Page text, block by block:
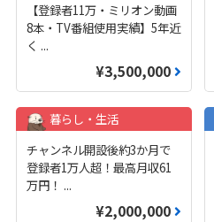
【登録者11万・ミリオン動画
8本・TV番組使用実績】5年近
く ...
¥3,500,000
暮らし・生活
チャンネル開設後約3か月で
登録者1万人超！最高月収61
万円！ ...
¥2,000,000